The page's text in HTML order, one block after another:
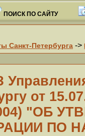
ПОИСК ПО САЙТУ
Санкт-Петербурга ->
от
"ОБ
ПО